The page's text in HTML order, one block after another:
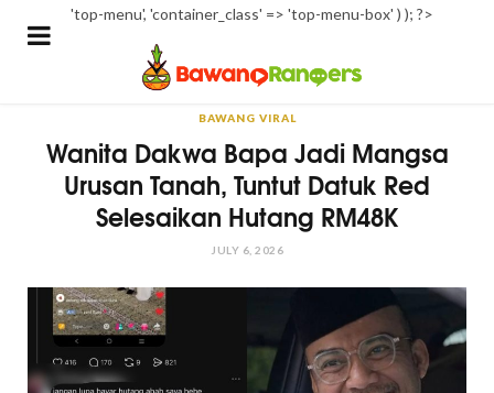
'top-menu', 'container_class' => 'top-menu-box' ) ); ?>
BAWANG VIRAL
Wanita Dakwa Bapa Jadi Mangsa
Urusan Tanah, Tuntut Datuk Red
Selesaikan Hutang RM48K
JULY 6, 2026